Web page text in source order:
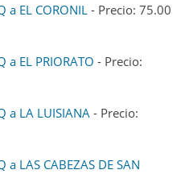
a EL CORONIL - Precio: 75.00
a EL PRIORATO - Precio:
a LA LUISIANA - Precio:
a LAS CABEZAS DE SAN